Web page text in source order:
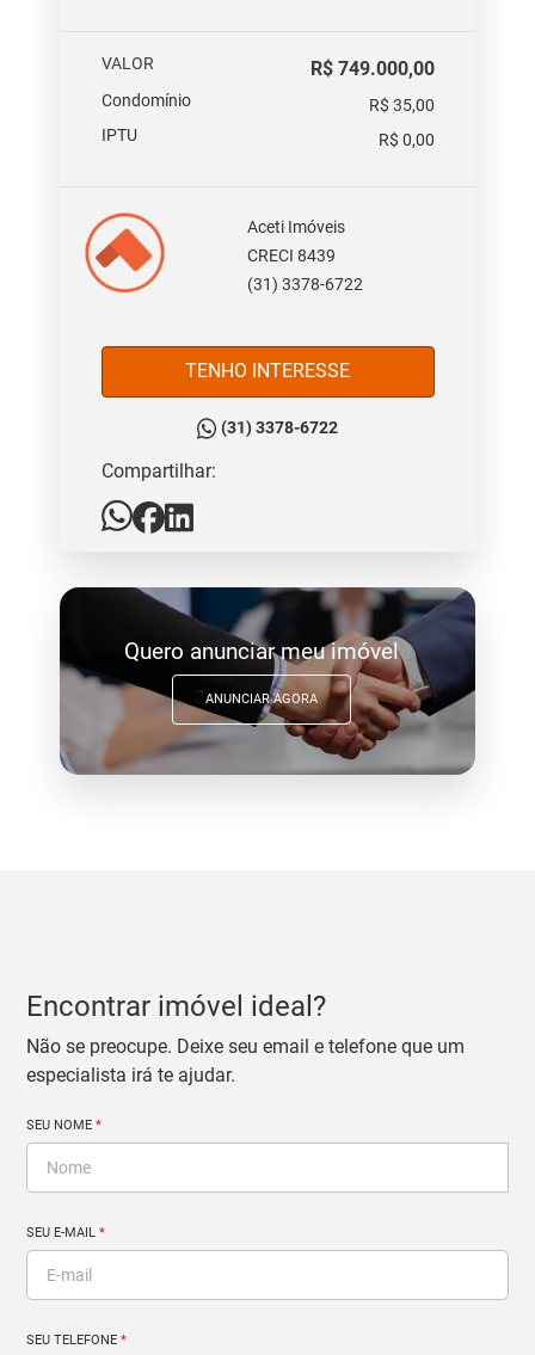
VALOR R$ 749.000,00
Condomínio
R$ 35,00
IPTU
R$ 0,00
Aceti Imóveis
CRECI 8439
(31) 3378-6722
TENHO INTERESSE
(31) 3378-6722
Compartilhar:
Quero anunciar meu imóvel
ANUNCIAR AGORA
Encontrar imóvel ideal?
Não se preocupe. Deixe seu email e telefone que um
especialista irá te ajudar.
SEU NOME*
SEU E-MAIL*
SEU TELEFONE*